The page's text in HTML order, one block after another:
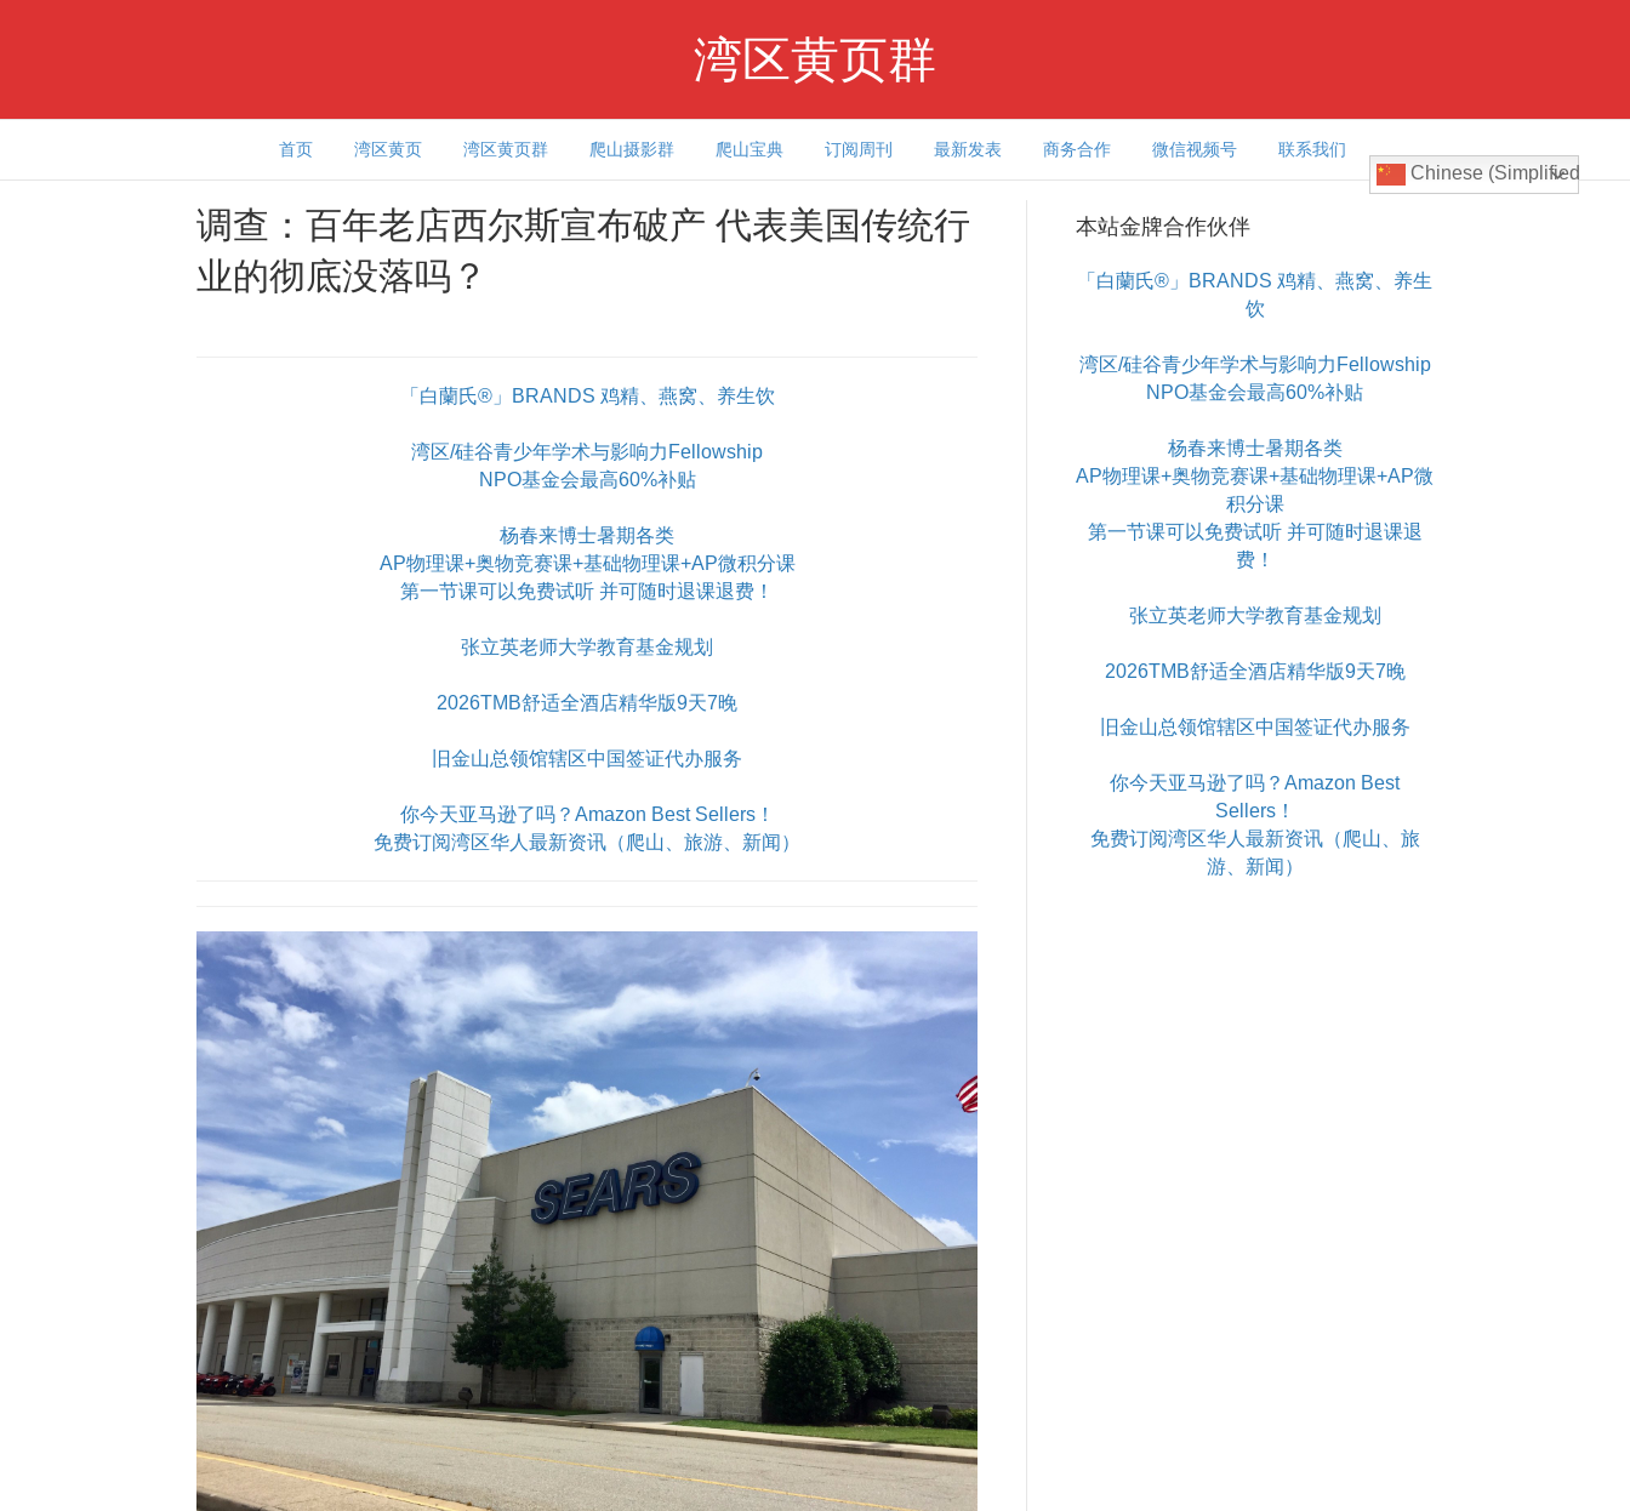
湾区黄页群
首页 湾区黄页 湾区黄页群 爬山摄影群 爬山宝典 订阅周刊 最新发表 商务合作 微信视频号 联系我们
Chinese (Simplified)
调查：百年老店西尔斯宣布破产 代表美国传统行
业的彻底没落吗？
「白蘭氏®」BRANDS 鸡精、燕窝、养生饮
湾区/硅谷青少年学术与影响力Fellowship
NPO基金会最高60%补贴
杨春来博士暑期各类
AP物理课+奥物竞赛课+基础物理课+AP微积分课
第一节课可以免费试听 并可随时退课退费！
张立英老师大学教育基金规划
2026TMB舒适全酒店精华版9天7晚
旧金山总领馆辖区中国签证代办服务
你今天亚马逊了吗？Amazon Best Sellers！
免费订阅湾区华人最新资讯（爬山、旅游、新闻）
本站金牌合作伙伴
「白蘭氏®」BRANDS 鸡精、燕窝、养生
饮
湾区/硅谷青少年学术与影响力Fellowship
NPO基金会最高60%补贴
杨春来博士暑期各类
AP物理课+奥物竞赛课+基础物理课+AP微
积分课
第一节课可以免费试听 并可随时退课退
费！
张立英老师大学教育基金规划
2026TMB舒适全酒店精华版9天7晚
旧金山总领馆辖区中国签证代办服务
你今天亚马逊了吗？Amazon Best
Sellers！
免费订阅湾区华人最新资讯（爬山、旅
游、新闻）